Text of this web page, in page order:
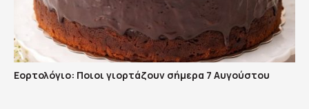
Εορτολόγιο: Ποιοι γιορτάζουν σήμερα 7 Αυγούστου